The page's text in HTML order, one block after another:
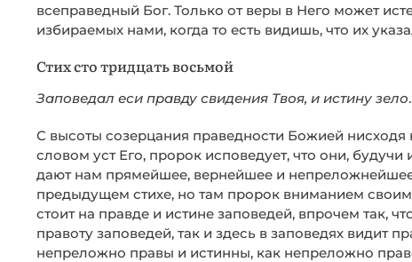
всеправедный Бог. Только от веры в Него может
избираемых нами, когда то есть видишь, что их
Стих сто тридцать восьмой
Заповедал еси правду свидения Твоя, и истину зело.
С высоты созерцания праведности Божией нисходя
словом уст Его, пророк исповедует, что они,
дают нам прямейшее, вернейшее и
предыдущем стихе, но там пророк вниманием
стоит на правде и истине заповедей, впрочем так,
правоту заповедей, так и здесь в заповедях видит
непреложно правы и истинны, как непреложно